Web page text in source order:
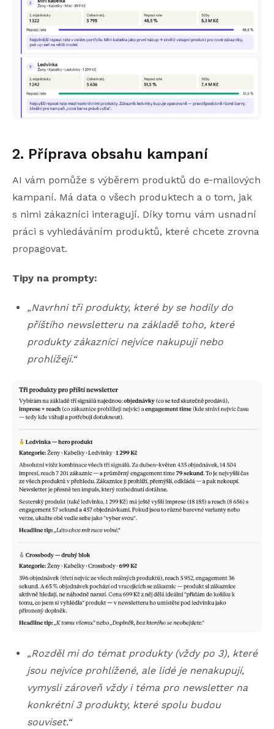
2. Příprava obsahu kampaní
AI vám pomůže s výběrem produktů do e‑mailových
kampaní. Má data o všech produktech a o tom, jak
s nimi zákazníci interagují. Díky tomu vám usnadní
práci s vyhledáváním produktů, které chcete zrovna
propagovat.
Tipy na prompty:
„Navrhni tři produkty, které by se hodily do
příštího newsletteru na základě toho, které
produkty zákazníci nejvíce nakupují nebo
prohlížejí.“
„Rozděl mi do témat produkty (vždy po 3), které
jsou nejvíce prohlížené, ale lidé je nenakupují,
vymysli zároveň vždy i téma pro newsletter na
konkrétní 3 produkty, které spolu budou
souviset.“